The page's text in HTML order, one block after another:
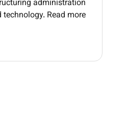
The Ideal Candidate:
an MBA will be
administration
Read more.